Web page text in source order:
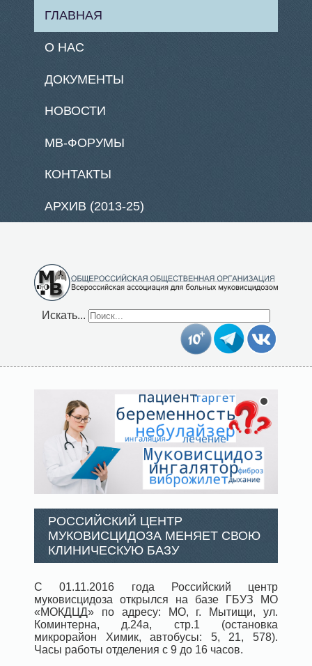
ГЛАВНАЯ
О НАС
ДОКУМЕНТЫ
НОВОСТИ
МВ-ФОРУМЫ
КОНТАКТЫ
АРХИВ (2013-25)
Искать...
РОССИЙСКИЙ ЦЕНТР
МУКОВИСЦИДОЗА МЕНЯЕТ СВОЮ
КЛИНИЧЕСКУЮ БАЗУ
С 01.11.2016 года Российский центр
муковисцидоза открылся на базе ГБУЗ МО
«МОКДЦД» по адресу: МО, г. Мытищи, ул.
Коминтерна, д.24а, стр.1 (остановка
микрорайон Химик, автобусы: 5, 21, 578).
Часы работы отделения с 9 до 16 часов.